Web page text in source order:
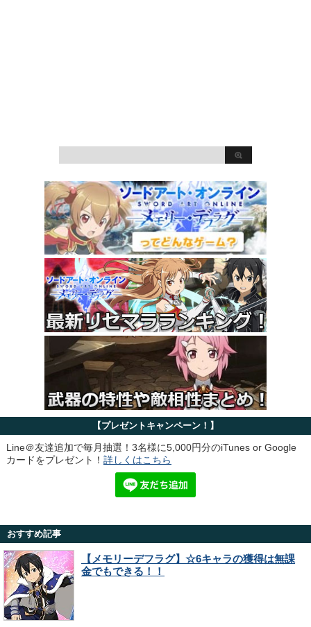
【プレゼントキャンペーン！】
Line＠友達追加で毎月抽選！3名様に5,000円分のiTunes or Google
カードをプレゼント！ 詳しくはこちら
おすすめ記事
【メモリーデフラグ】☆6キャラの獲得は無課
金でもできる！！